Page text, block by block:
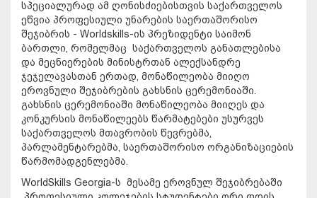
სპეციალურად ამ ღონისძიებისთვის საქართველოს
ეწვია პროფესიული უნარების საერთაშორისო
შეჯიბრის - Worldskills-ის პრეზიდენტი საიმონ
ბართლი, რომელმაც საქართველოს განათლებისა
და მეცნიერების მინისტრთან ალექსანდრე
ჯეჯელავასთან ერთად, მონაწილეობა მიიღო
ეროვნული შეჯიბრების გახსნის ცერემონიაში.
გახსნის ცერემონიაში მონაწილეობა მიიღეს და
კონკურსის მონაწილეებს წარმატებები უსურვეს
საქართველოს მთავრობის წევრებმა,
პარლამენტარებმა, საერთაშორისო ორგანიზაციების
წარმომადგენლებმა.
WorldSkills Georgia-ს მესამე ეროვნულ შეჯიბრებაში